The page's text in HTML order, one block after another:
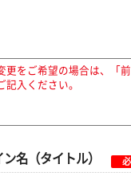
をご希望の場合は、「
記入ください。
名（タイトル）